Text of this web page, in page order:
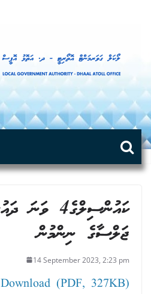
ޖަލްސާގެ ނިންމުން
14 September 2023, 2:23 pm
Download (PDF, 327KB)